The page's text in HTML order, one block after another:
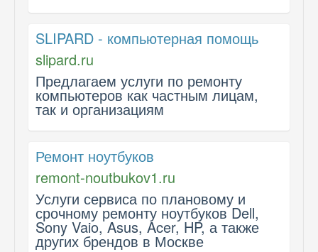
SLIPARD - компьютерная помощь
slipard.ru
Предлагаем услуги по ремонту
компьютеров как частным лицам,
так и организациям
Ремонт ноутбуков
remont-noutbukov1.ru
Услуги сервиса по плановому и
срочному ремонту ноутбуков Dell,
Sony Vaio, Asus, Acer, HP, а также
других брендов в Москве